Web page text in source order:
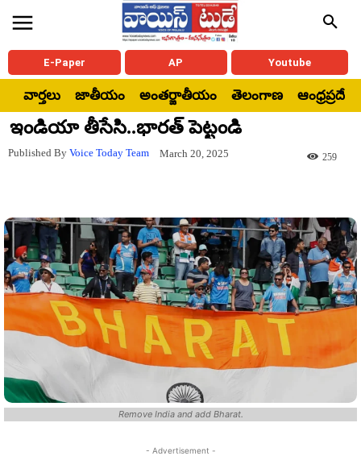
E-Paper AP Youtube
వార్తలు జాతీయం అంతర్జాతీయం తెలంగాణ ఆంధ్రప్రదేశ్
ఇండియా తీసేసి..భారత్‌ పెట్టండి
Published By Voice Today Team March 20, 2025 259
Remove India and add Bharat.
- Advertisement -